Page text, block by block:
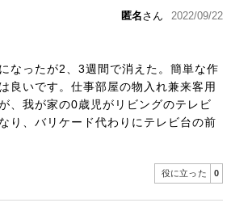
匿名さん 2022/09/22
なったが2、3週間で消えた。簡単な作
良いです。仕事部屋の物入れ兼来客用
、我が家の0歳児がリビングのテレビ
り、バリケード代わりにテレビ台の前
役に立った 0